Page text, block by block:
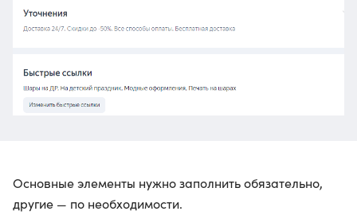
Основные элементы нужно заполнить обязательно,
другие — по необходимости.